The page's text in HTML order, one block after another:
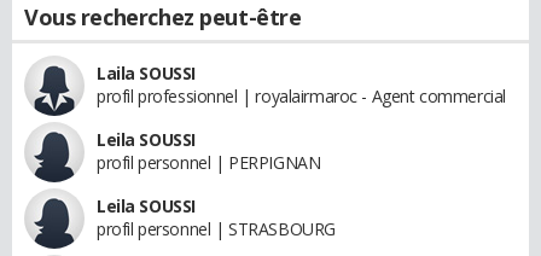
Vous recherchez peut-être
Laila SOUSSI
profil professionnel | royalairmaroc - Agent commercial
Leila SOUSSI
profil personnel | PERPIGNAN
Leila SOUSSI
profil personnel | STRASBOURG